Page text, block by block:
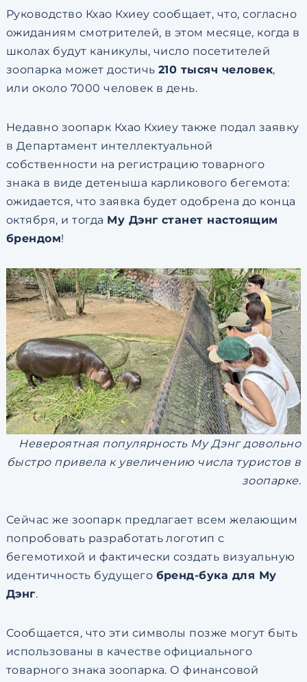
Руководство Кхао Кхиеу сообщает, что, согласно
ожиданиям смотрителей, в этом месяце, когда в
школах будут каникулы, число посетителей
зоопарка может достичь 210 тысяч человек,
или около 7000 человек в день.
Недавно зоопарк Кхао Кхиеу также подал заявку
в Департамент интеллектуальной
собственности на регистрацию товарного
знака в виде детеныша карликового бегемота:
ожидается, что заявка будет одобрена до конца
октября, и тогда Му Дэнг станет настоящим
брендом!
Невероятная популярность Му Дэнг довольно
быстро привела к увеличению числа туристов в
зоопарке.
Сейчас же зоопарк предлагает всем желающим
попробовать разработать логотип с
бегемотихой и фактически создать визуальную
идентичность будущего бренд-бука для Му
Дэнг.
Сообщается, что эти символы позже могут быть
использованы в качестве официального
товарного знака зоопарка. О финансовой